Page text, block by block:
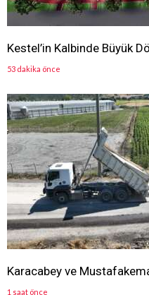
Kestel’in Kalbinde Büyük
53 dakika önce
Karacabey ve
1 saat önce